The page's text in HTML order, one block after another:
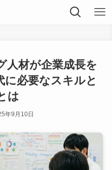
人材が企業成長を
に必要なスキルと
は
年9月10日